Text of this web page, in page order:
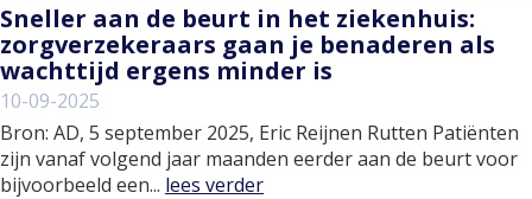
Sneller aan de beurt in het ziekenhuis:
zorgverzekeraars gaan je benaderen als
wachttijd ergens minder is
10-09-2025
Bron: AD, 5 september 2025, Eric Reijnen Rutten Patiënten
zijn vanaf volgend jaar maanden eerder aan de beurt voor
bijvoorbeeld een... lees verder